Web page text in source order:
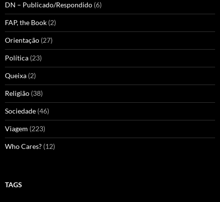
DN – Publicado/Respondido (6)
FAP, the Book (2)
Orientação (27)
Política (23)
Queixa (2)
Religião (38)
Sociedade (46)
Viagem (223)
Who Cares? (12)
TAGS